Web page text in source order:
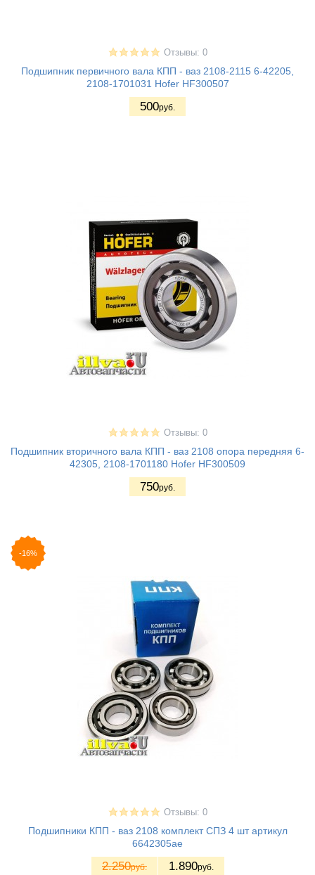
Отзывы: 0
Подшипник первичного вала КПП - ваз 2108-2115 6-42205,
2108-1701031 Hofer HF300507
500руб.
Отзывы: 0
Подшипник вторичного вала КПП - ваз 2108 опора передняя 6-
42305, 2108-1701180 Hofer HF300509
750руб.
-16%
Отзывы: 0
Подшипники КПП - ваз 2108 комплект СПЗ 4 шт артикул
6642305ае
2.250руб. 1.890руб.